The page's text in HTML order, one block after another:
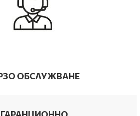
ОБСЛУЖВАНЕ